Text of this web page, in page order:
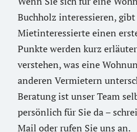
Buchholz interessieren,
Mietinteressierte einen
Punkte werden kurz
verstehen, was eine
anderen Vermietern
Beratung ist unser Team
persönlich für Sie da –
Mail oder rufen Sie uns an.